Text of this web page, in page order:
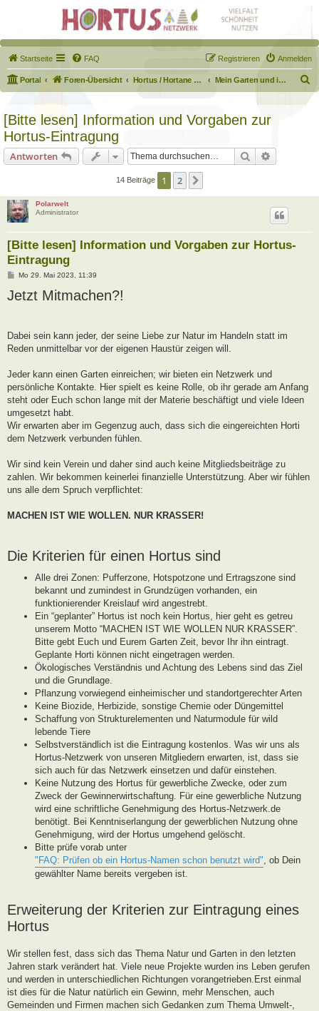
Startseite FAQ Anmelden
Registrieren
Portal Foren-Übersicht Hortus / Hortane Habitate / Garten auf dem Weg Mein Garten und ich!
u
[Bitte lesen] Information und Vorgaben zur
Hortus-Eintragung
Antworten Suche
14 Beiträge 1 2
Polarwelt
Administrator
[Bitte lesen] Information und Vorgaben zur Hortus-
Eintragung
B
i
t
Mo 29. Mai 2023, 11:39
Jetzt Mitmachen?!
Dabei sein kann jeder, der seine Liebe zur Natur im Handeln statt im
Reden unmittelbar vor der eigenen Haustür zeigen will.
Jeder kann einen Garten einreichen; wir bieten ein Netzwerk und
persönliche Kontakte. Hier spielt es keine Rolle, ob ihr gerade am Anfang
steht oder Euch schon lange mit der Materie beschäftigt und viele Ideen
umgesetzt habt.
Wir erwarten aber im Gegenzug auch, dass sich die eingereichten Horti
dem Netzwerk verbunden fühlen.
Wir sind kein Verein und daher sind auch keine Mitgliedsbeiträge zu
zahlen. Wir bekommen keinerlei finanzielle Unterstützung. Aber wir fühlen
uns alle dem Spruch verpflichtet:
MACHEN IST WIE WOLLEN. NUR KRASSER!
Die Kriterien für einen Hortus sind
Alle drei Zonen: Pufferzone, Hotspotzone und Ertragszone sind
bekannt und zumindest in Grundzügen vorhanden, ein
funktionierender Kreislauf wird angestrebt.
Ein “geplanter” Hortus ist noch kein Hortus, hier geht es getreu
unserem Motto “MACHEN IST WIE WOLLEN NUR KRASSER”.
Bitte gebt Euch und Eurem Garten Zeit, bevor Ihr ihn eintragt.
Geplante Horti können nicht eingetragen werden.
Ökologisches Verständnis und Achtung des Lebens sind das Ziel
und die Grundlage.
Pflanzung vorwiegend einheimischer und standortgerechter Arten
Keine Biozide, Herbizide, sonstige Chemie oder Düngemittel
Schaffung von Strukturelementen und Naturmodule für wild
lebende Tiere
Selbstverständlich ist die Eintragung kostenlos. Was wir uns als
Hortus-Netzwerk von unseren Mitgliedern erwarten, ist, dass sie
sich auch für das Netzwerk einsetzen und dafür einstehen.
Keine Nutzung des Hortus für gewerbliche Zwecke, oder zum
Zweck der Gewinnerwirtschaftung. Für eine gewerbliche Nutzung
wird eine schriftliche Genehmigung des Hortus-Netzwerk.de
benötigt. Bei Kenntniserlangung der gewerblichen Nutzung ohne
Genehmigung, wird der Hortus umgehend gelöscht.
Bitte prüfe vorab unter
"FAQ: Prüfen ob ein Hortus-Namen schon benutzt wird", ob Dein
gewählter Name bereits vergeben ist.
Erweiterung der Kriterien zur Eintragung eines
Hortus
Wir stellen fest, dass sich das Thema Natur und Garten in den letzten
Jahren stark verändert hat. Viele neue Projekte wurden ins Leben gerufen
und werden in unterschiedlichen Richtungen vorangetrieben.Erst einmal
ist dies für die Natur natürlich ein Gewinn, mehr Menschen, auch
Gemeinden und Firmen machen sich Gedanken zum Thema Umwelt-,